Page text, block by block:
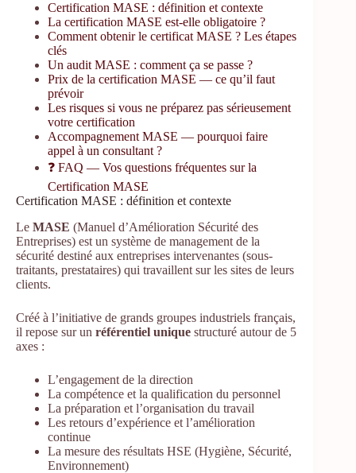
Certification MASE : définition et contexte
La certification MASE est-elle obligatoire ?
Comment obtenir le certificat MASE ? Les étapes
clés
Un audit MASE : comment ça se passe ?
Prix de la certification MASE — ce qu’il faut
prévoir
Les risques si vous ne préparez pas sérieusement
votre certification
Accompagnement MASE — pourquoi faire
appel à un consultant ?
❓ FAQ — Vos questions fréquentes sur la
Certification MASE
Certification MASE : définition et contexte
Le MASE (Manuel d’Amélioration Sécurité des
Entreprises) est un système de management de la
sécurité destiné aux entreprises intervenantes (sous-
traitants, prestataires) qui travaillent sur les sites de leurs
clients.
Créé à l’initiative de grands groupes industriels français,
il repose sur un référentiel unique structuré autour de 5
axes :
L’engagement de la direction
La compétence et la qualification du personnel
La préparation et l’organisation du travail
Les retours d’expérience et l’amélioration
continue
La mesure des résultats HSE (Hygiène, Sécurité,
Environnement)